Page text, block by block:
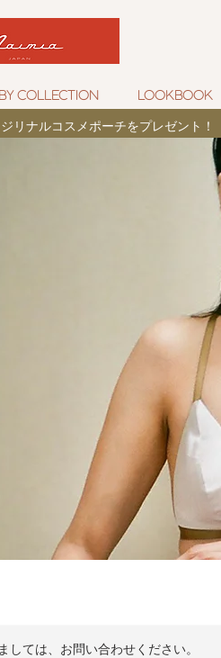
COLLECTION LOOKBOOK
ては、お問い合わせください。
リナルコスメポーチをプレゼント！